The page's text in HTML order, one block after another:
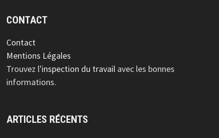
CONTACT
Contact
Mentions Légales
Trouvez l'inspection du travailavec les bonnes
informations.
ARTICLES RÉCENTS